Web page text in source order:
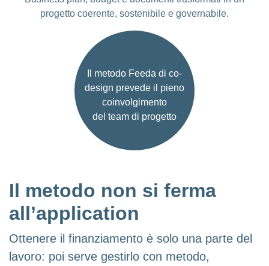
progetto coerente, sostenibile e governabile.
Il metodo Feeda di co-
design prevede il pieno
coinvolgimento
del team di progetto
Il metodo non si ferma
all’application
Ottenere il finanziamento è solo una parte del
lavoro: poi serve gestirlo con metodo,